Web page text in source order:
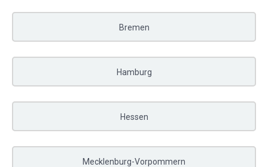
Bremen
Hamburg
Hessen
Mecklenburg-Vorpommern